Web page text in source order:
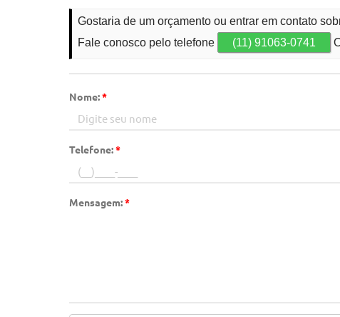
Gostaria de um orçamento ou entrar em contato
Fale conosco pelo telefone
(11) 91063-0741
Nome:*
Telefone:*
Mensagem:*